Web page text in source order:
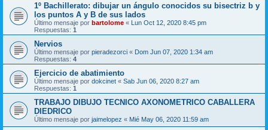
1º Bachillerato: dibujar un ángulo conocidos su bisectriz b y
los puntos A y B de sus lados
Último mensaje por bartolome « Lun Oct 12, 2020 8:45 pm
Respuestas: 1
Nervios
Último mensaje por pieradezorci « Dom Jun 07, 2020 1:34 am
Respuestas: 4
Ejercicio de abatimiento
Último mensaje por dokcinet « Sab Jun 06, 2020 8:27 am
Respuestas: 1
TRABAJO DIBUJO TECNICO AXONOMETRICO CABALLERA
DIEDRICO
Último mensaje por jaimelopez « Mié May 06, 2020 11:59 am